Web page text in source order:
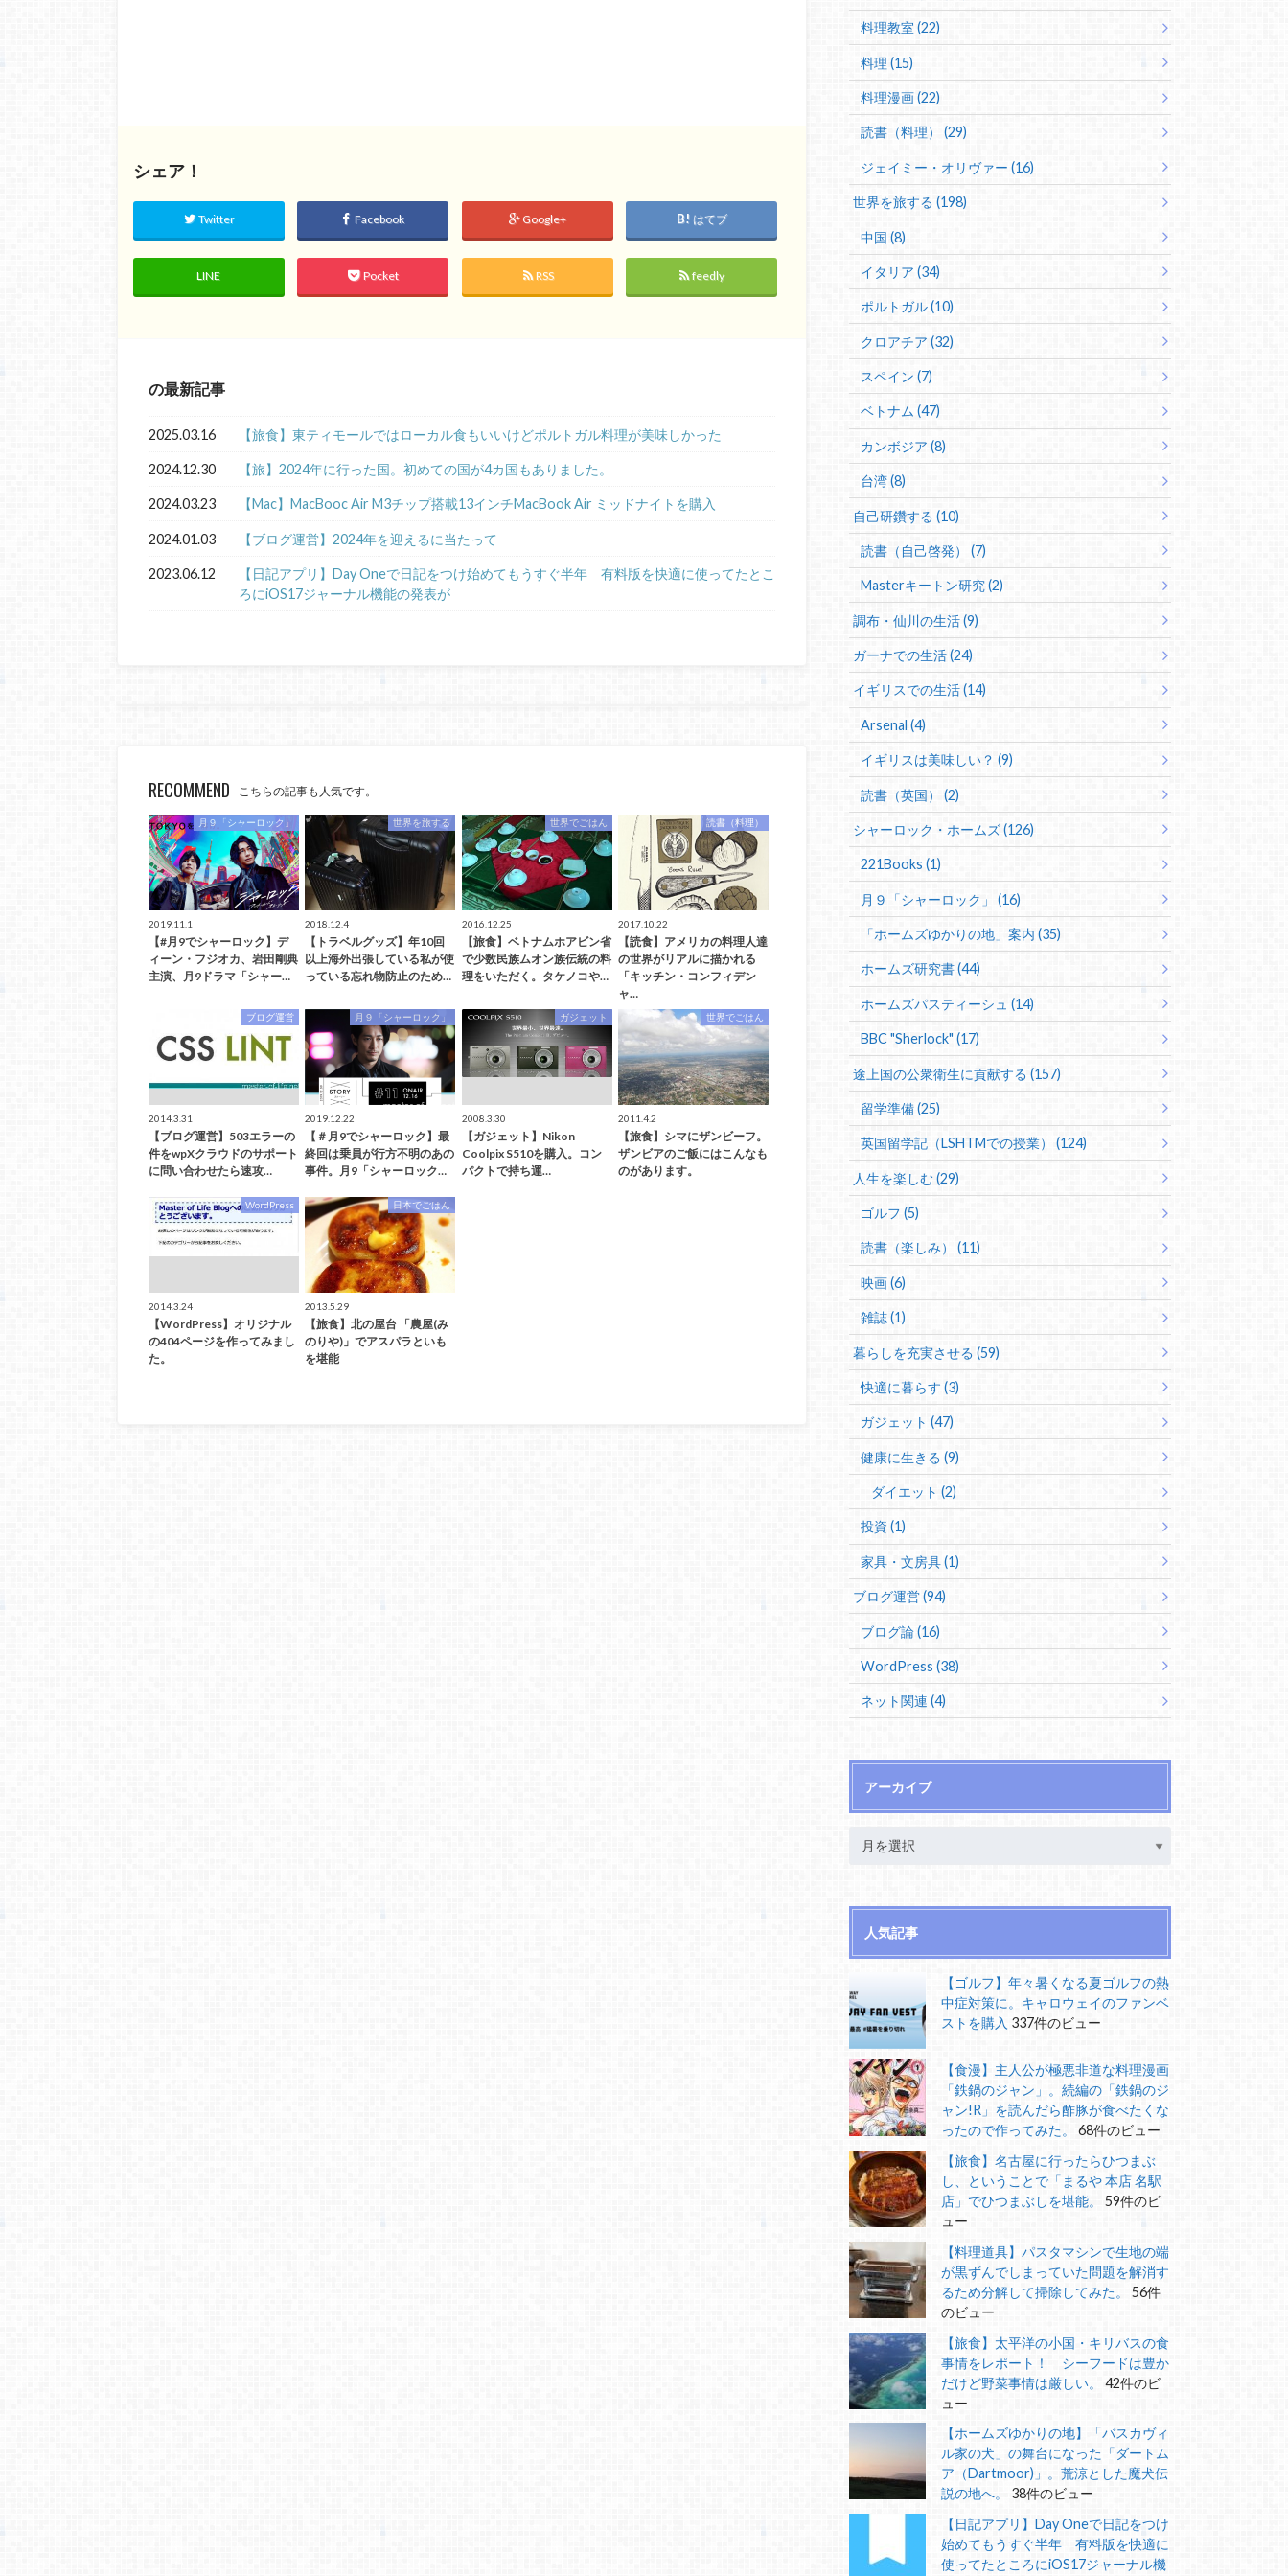
シェア！
Twitter Facebook Google+ はてブ
LINE Pocket RSS feedly
の最新記事
2025.03.16 【旅食】東ティモールではローカル食もいいけどポルトガル料理が美味しかった
2024.12.30 【旅】2024年に行った国。初めての国が4カ国もありました。
2024.03.23 【Mac】MacBooc Air M3チップ搭載13インチMacBook Air ミッドナイトを購入
2024.01.03 【ブログ運営】2024年を迎えるに当たって
2023.06.12
【日記アプリ】Day Oneで日記をつけ始めてもうすぐ半年 有料版を快適に使ってたとこ
ろにiOS17ジャーナル機能の発表が
RECOMMEND こちらの記事も人気です。
月９「シャーロック」
2019.11.1
【#月9でシャーロック】デ
ィーン・フジオカ、岩田剛典
主演、月9ドラマ「シャー…
世界を旅する
2018.12.4
【トラベルグッズ】年10回
以上海外出張している私が使
っている忘れ物防止のため…
世界でごはん
2016.12.25
【旅食】ベトナムホアビン省
で少数民族ムオン族伝統の料
理をいただく。タケノコや…
読書（料理）
2017.10.22
【読食】アメリカの料理人達
の世界がリアルに描かれる
「キッチン・コンフィデン
ャ…
ブログ運営
2014.3.31
【ブログ運営】503エラーの
件をwpXクラウドのサポート
に問い合わせたら速攻…
月９「シャーロック」
2019.12.22
【＃月9でシャーロック】最
終回は乗員が行方不明のあの
事件。月9「シャーロック…
ガジェット
2008.3.30
【ガジェット】Nikon
Coolpix S510を購入。コン
パクトで持ち運…
世界でごはん
2011.4.2
【旅食】シマにザンビーフ。
ザンビアのご飯にはこんなも
のがあります。
WordPress
2014.3.24
【WordPress】オリジナル
の404ページを作ってみまし
た。
日本でごはん
2013.5.29
【旅食】北の屋台 「農屋(み
のりや)」でアスパラといも
を堪能
料理教室 (22)
料理 (15)
料理漫画 (22)
読書（料理） (29)
ジェイミー・オリヴァー (16)
世界を旅する (198)
中国 (8)
イタリア (34)
ポルトガル (10)
クロアチア (32)
スペイン (7)
ベトナム (47)
カンボジア (8)
台湾 (8)
自己研鑽する (10)
読書（自己啓発） (7)
Masterキートン研究 (2)
調布・仙川の生活 (9)
ガーナでの生活 (24)
イギリスでの生活 (14)
Arsenal (4)
イギリスは美味しい？ (9)
読書（英国） (2)
シャーロック・ホームズ (126)
221Books (1)
月９「シャーロック」 (16)
「ホームズゆかりの地」案内 (35)
ホームズ研究書 (44)
ホームズパスティーシュ (14)
BBC "Sherlock" (17)
途上国の公衆衛生に貢献する (157)
留学準備 (25)
英国留学記（LSHTMでの授業） (124)
人生を楽しむ (29)
ゴルフ (5)
読書（楽しみ） (11)
映画 (6)
雑誌 (1)
暮らしを充実させる (59)
快適に暮らす (3)
ガジェット (47)
健康に生きる (9)
ダイエット (2)
投資 (1)
家具・文房具 (1)
ブログ運営 (94)
ブログ論 (16)
WordPress (38)
ネット関連 (4)
アーカイブ
人気記事
【ゴルフ】年々暑くなる夏ゴルフの熱
中症対策に。キャロウェイのファンベ
ストを購入 337件のビュー
【食漫】主人公が極悪非道な料理漫画
「鉄鍋のジャン」。続編の「鉄鍋のジ
ャン!R」を読んだら酢豚が食べたくな
ったので作ってみた。
68件のビュー
【旅食】名古屋に行ったらひつまぶ
し、ということで「まるや 本店 名駅
店」でひつまぶしを堪能。
59件のビ
ュー
【料理道具】パスタマシンで生地の端
が黒ずんでしまっていた問題を解消す
るため分解して掃除してみた。
56件
のビュー
【旅食】太平洋の小国・キリバスの食
事情をレポート！ シーフードは豊か
だけど野菜事情は厳しい。
42件のビ
ュー
【ホームズゆかりの地】「バスカヴィ
ル家の犬」の舞台になった「ダートム
ア（Dartmoor)」。荒涼とした魔犬伝
説の地へ。
38件のビュー
【日記アプリ】Day Oneで日記をつけ
始めてもうすぐ半年 有料版を快適に
使ってたところにiOS17ジャーナル機